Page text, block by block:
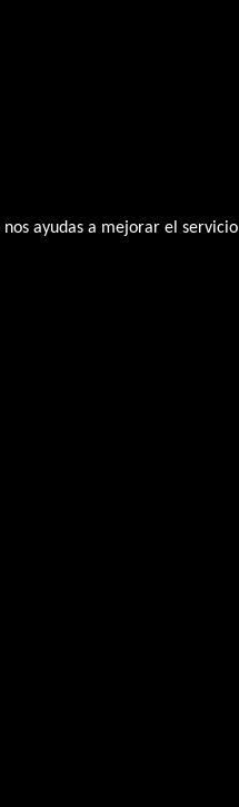
nos ayudas a mejorar el servicio